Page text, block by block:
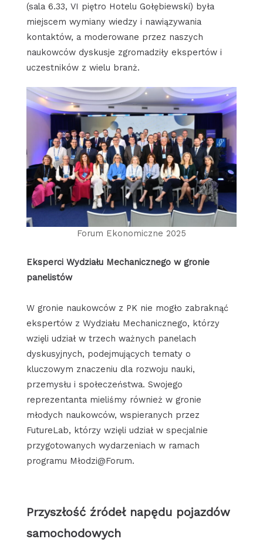
(sala 6.33, VI piętro Hotelu Gołębiewski) była
miejscem wymiany wiedzy i nawiązywania
kontaktów, a moderowane przez naszych
naukowców dyskusje zgromadziły ekspertów i
uczestników z wielu branż.
Forum Ekonomiczne 2025
Eksperci Wydziału Mechanicznego w gronie
panelistów
W gronie naukowców z PK nie mogło zabraknąć
ekspertów z Wydziału Mechanicznego, którzy
wzięli udział w trzech ważnych panelach
dyskusyjnych, podejmujących tematy o
kluczowym znaczeniu dla rozwoju nauki,
przemysłu i społeczeństwa. Swojego
reprezentanta mieliśmy również w gronie
młodych naukowców, wspieranych przez
FutureLab, którzy wzięli udział w specjalnie
przygotowanych wydarzeniach w ramach
programu Młodzi@Forum.
Przyszłość źródeł napędu pojazdów
samochodowych